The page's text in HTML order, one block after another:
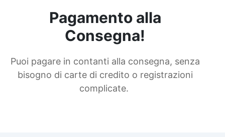
Pagamento alla
Consegna!
Puoi pagare in contanti alla consegna, senza
bisogno di carte di credito o registrazioni
complicate.